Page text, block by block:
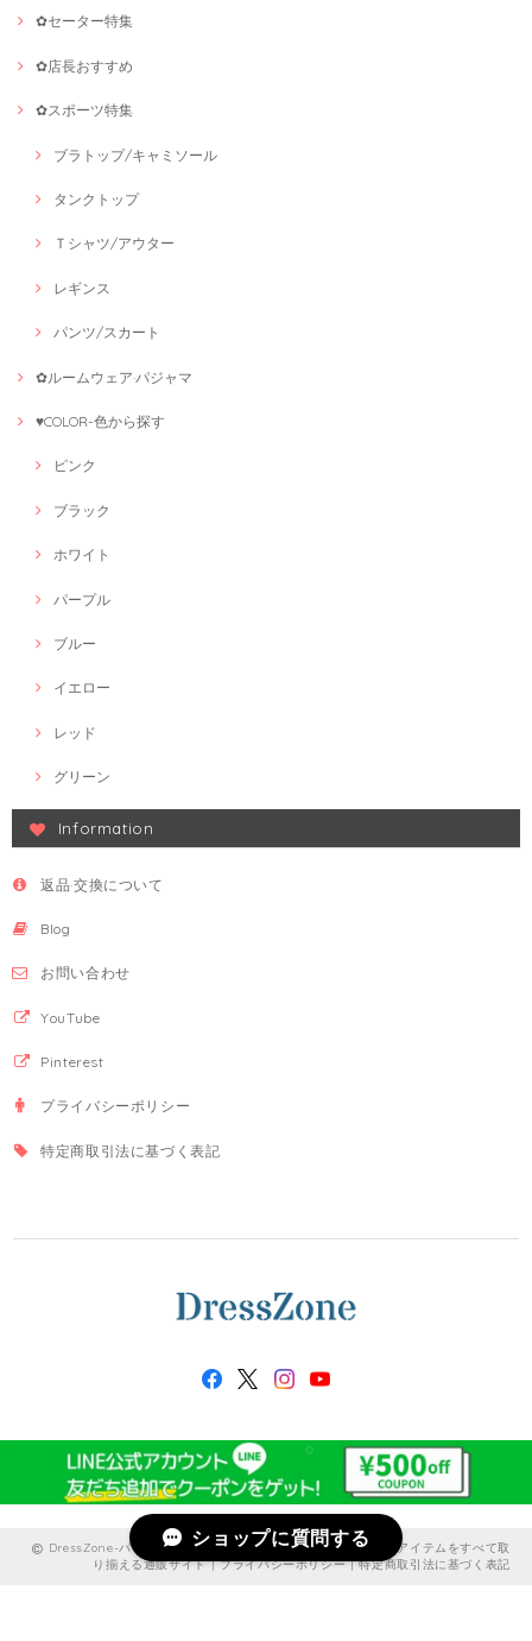
✿セーター特集
✿店長おすすめ
✿スポーツ特集
ブラトップ/キャミソール
タンクトップ
Ｔシャツ/アウター
レギンス
パンツ/スカート
✿ルームウェア·パジャマ
♥COLOR-色から探す
ピンク
ブラック
ホワイト
パープル
ブルー
イエロー
レッド
グリーン
Information
返品·交換について
Blog
お問い合わせ
YouTube
Pinterest
プライバシーポリシー
特定商取引法に基づく表記
DressZone-パーティードレス、プライベート、出勤服などのアイテムをすべて取
り揃える通販サイト |プライバシーポリシー|特定商取引法に基づく表記
ショップに質問する